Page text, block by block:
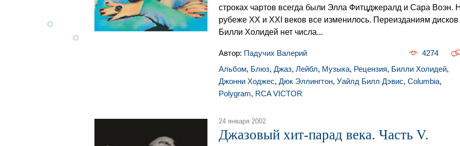
строках чартов всегда были Элла Фитцджералд и Сара Воэн.
рубеже XX и XXI веков все изменилось. Переизданиям дисков
Билли Холидей нет числа...
Автор: Падучих Валерий
4274
Альбом, Блюз, Джаз, Лейбл, Музыка, Рецензия, Билли Холидей,
Джонни Ходжес, Дюк Эллингтон, Уайлд Билл Дэвис, Columbia,
Polygram, RCA VICTOR
24 января 2002
Джазовый хит-парад века. Часть V.